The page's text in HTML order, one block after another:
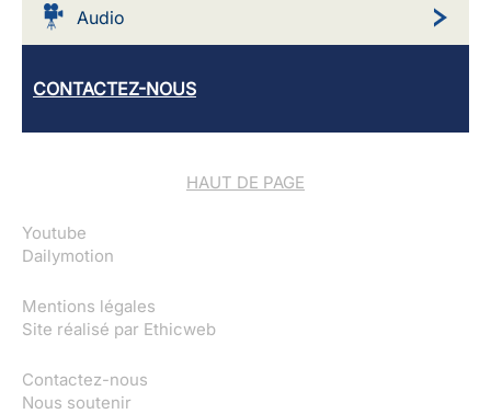
Audio
CONTACTEZ-NOUS
HAUT DE PAGE
Youtube
Dailymotion
Mentions légales
Site réalisé par Ethicweb
Contactez-nous
Nous soutenir